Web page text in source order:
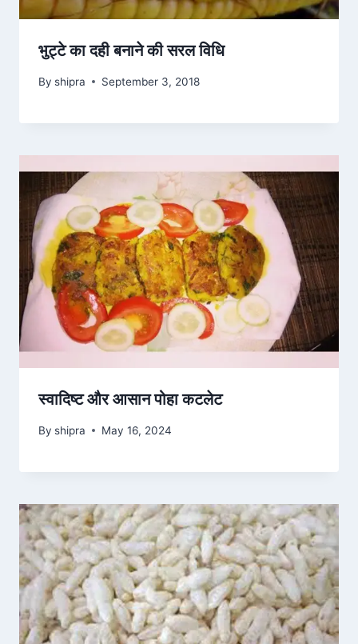
भुट्टे का दही बनाने की सरल विधि
By shipra September 3, 2018
स्वादिष्ट और आसान पोहा कटलेट
By shipra May 16, 2024